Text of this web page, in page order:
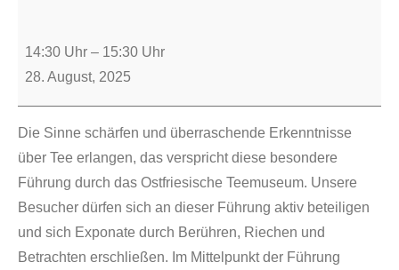
14:30 Uhr – 15:30 Uhr
28. August, 2025
Die Sinne schärfen und überraschende Erkenntnisse
über Tee erlangen, das verspricht diese besondere
Führung durch das Ostfriesische Teemuseum. Unsere
Besucher dürfen sich an dieser Führung aktiv beteiligen
und sich Exponate durch Berühren, Riechen und
Betrachten erschließen. Im Mittelpunkt der Führung